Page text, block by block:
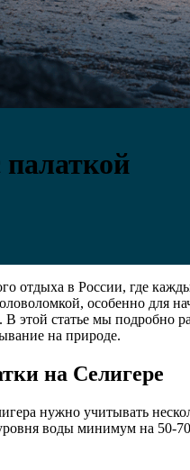
палаткой
отдыха в России, где
особенно
этой статье мы
на природе.
на Селигере
нужно учитывать
воды минимум на 50-